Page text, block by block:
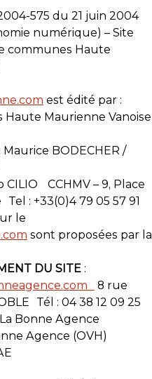
575 du 21 juin 2004
numérique) – Site
communes Haute
est édité par :
Maurienne Vanoise
BODECHER /
CCHMV – 9, Place
: +33(0)4 79 05 57 91
le
sont proposées par la
DU SITE :
8 rue
Tél : 04 38 12 09 25
Bonne Agence
Agence (OVH)